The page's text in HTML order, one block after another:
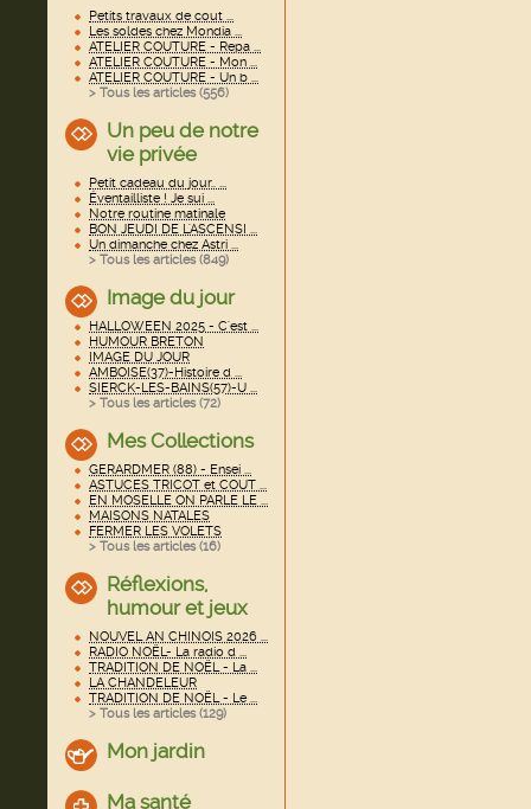
Petits travaux de cout ...
Les soldes chez Mondia ...
ATELIER COUTURE - Repa ...
ATELIER COUTURE - Mon ...
ATELIER COUTURE - Un b ...
> Tous les articles (556)
Un peu de notre
vie privée
Petit cadeau du jour.. ...
Éventailliste ! Je sui ...
Notre routine matinale
BON JEUDI DE L'ASCENSI ...
Un dimanche chez Astri ...
> Tous les articles (849)
Image du jour
HALLOWEEN 2025 - C'est ...
HUMOUR BRETON
IMAGE DU JOUR
AMBOISE(37)-Histoire d ...
SIERCK-LES-BAINS(57)-U ...
> Tous les articles (72)
Mes Collections
GERARDMER (88) - Ensei ...
ASTUCES TRICOT et COUT ...
EN MOSELLE ON PARLE LE ...
MAISONS NATALES
FERMER LES VOLETS
> Tous les articles (16)
Réflexions,
humour et jeux
NOUVEL AN CHINOIS 2026 ...
RADIO NOËL- La radio d ...
TRADITION DE NOËL - La ...
LA CHANDELEUR
TRADITION DE NOËL - Le ...
> Tous les articles (129)
Mon jardin
Ma santé